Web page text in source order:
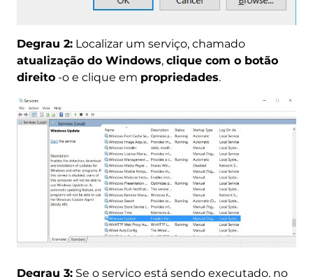
Degrau 2:Localizar um serviço, chamado
atualização do Windows, clique com o botão
direito-o e clique em propriedades.
Degrau 3:Se o serviço está sendo executado, no